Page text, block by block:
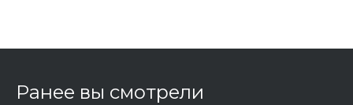
Ранее вы смотрели